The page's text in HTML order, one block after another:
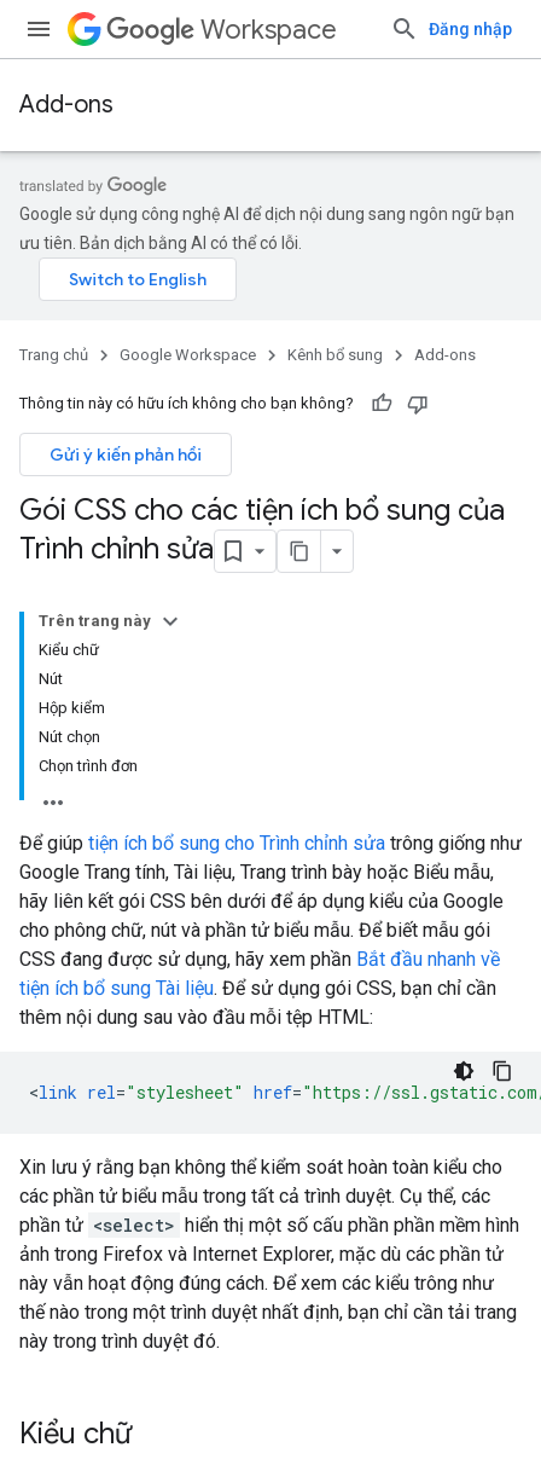
Workspace Đăng nhập
Add-ons
Google sử dụng công nghệ AI để dịch nội dung sang ngôn ngữ bạn
ưu tiên. Bản dịch bằng AI có thể có lỗi.
Trang chủ Google Workspace Kênh bổ sung Add-ons
Thông tin này có hữu ích không cho bạn không?
Gửi ý kiến phản hồi
Gói CSS cho các tiện ích bổ sung của
Trình chỉnh sửa
Trên trang này
Kiểu chữ
Nút
Hộp kiểm
Nút chọn
Chọn trình đơn
Để giúp tiện ích bổ sung cho Trình chỉnh sửa trông giống như
Google Trang tính, Tài liệu, Trang trình bày hoặc Biểu mẫu,
hãy liên kết gói CSS bên dưới để áp dụng kiểu của Google
cho phông chữ, nút và phần tử biểu mẫu. Để biết mẫu gói
CSS đang được sử dụng, hãy xem phần Bắt đầu nhanh về
tiện ích bổ sung Tài liệu. Để sử dụng gói CSS, bạn chỉ cần
thêm nội dung sau vào đầu mỗi tệp HTML:
<link rel="stylesheet" href="https://
Xin lưu ý rằng bạn không thể kiểm soát hoàn toàn kiểu cho
các phần tử biểu mẫu trong tất cả trình duyệt. Cụ thể, các
phần tử <select> hiển thị một số cấu phần phần mềm hình
ảnh trong Firefox và Internet Explorer, mặc dù các phần tử
này vẫn hoạt động đúng cách. Để xem các kiểu trông như
thế nào trong một trình duyệt nhất định, bạn chỉ cần tải trang
này trong trình duyệt đó.
Kiểu chữ